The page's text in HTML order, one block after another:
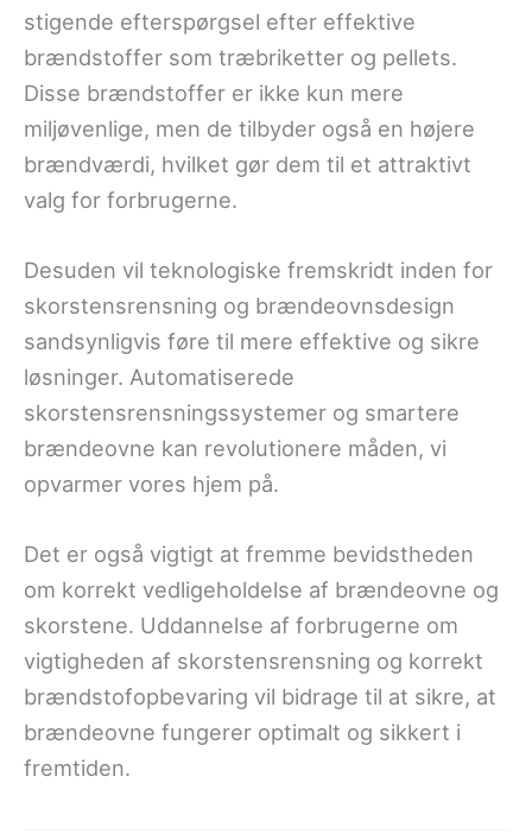
stigende efterspørgsel efter effektive
brændstoffer som træbriketter og pellets.
Disse brændstoffer er ikke kun mere
miljøvenlige, men de tilbyder også en højere
brændværdi, hvilket gør dem til et attraktivt
valg for forbrugerne.
Desuden vil teknologiske fremskridt inden for
skorstensrensning og brændeovnsdesign
sandsynligvis føre til mere effektive og sikre
løsninger. Automatiserede
skorstensrensningssystemer og smartere
brændeovne kan revolutionere måden, vi
opvarmer vores hjem på.
Det er også vigtigt at fremme bevidstheden
om korrekt vedligeholdelse af brændeovne og
skorstene. Uddannelse af forbrugerne om
vigtigheden af skorstensrensning og korrekt
brændstofopbevaring vil bidrage til at sikre, at
brændeovne fungerer optimalt og sikkert i
fremtiden.